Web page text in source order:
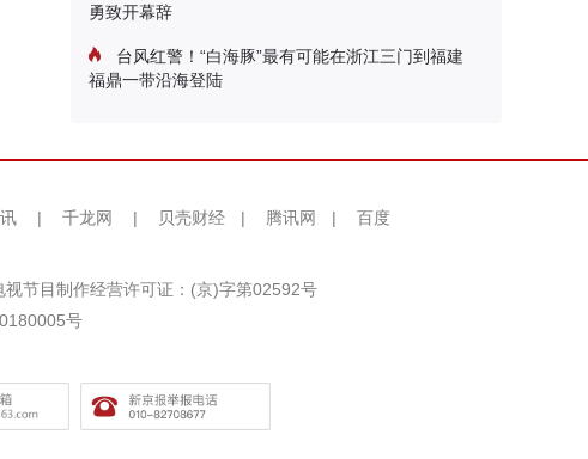
勇致开幕辞
台风红警！“白海豚”最有可能在浙江三门到福建
福鼎一带沿海登陆
| 千龙网 | 贝壳财经 | 腾讯网 | 百度
视节目制作经营许可证：(京)字第02592号
号